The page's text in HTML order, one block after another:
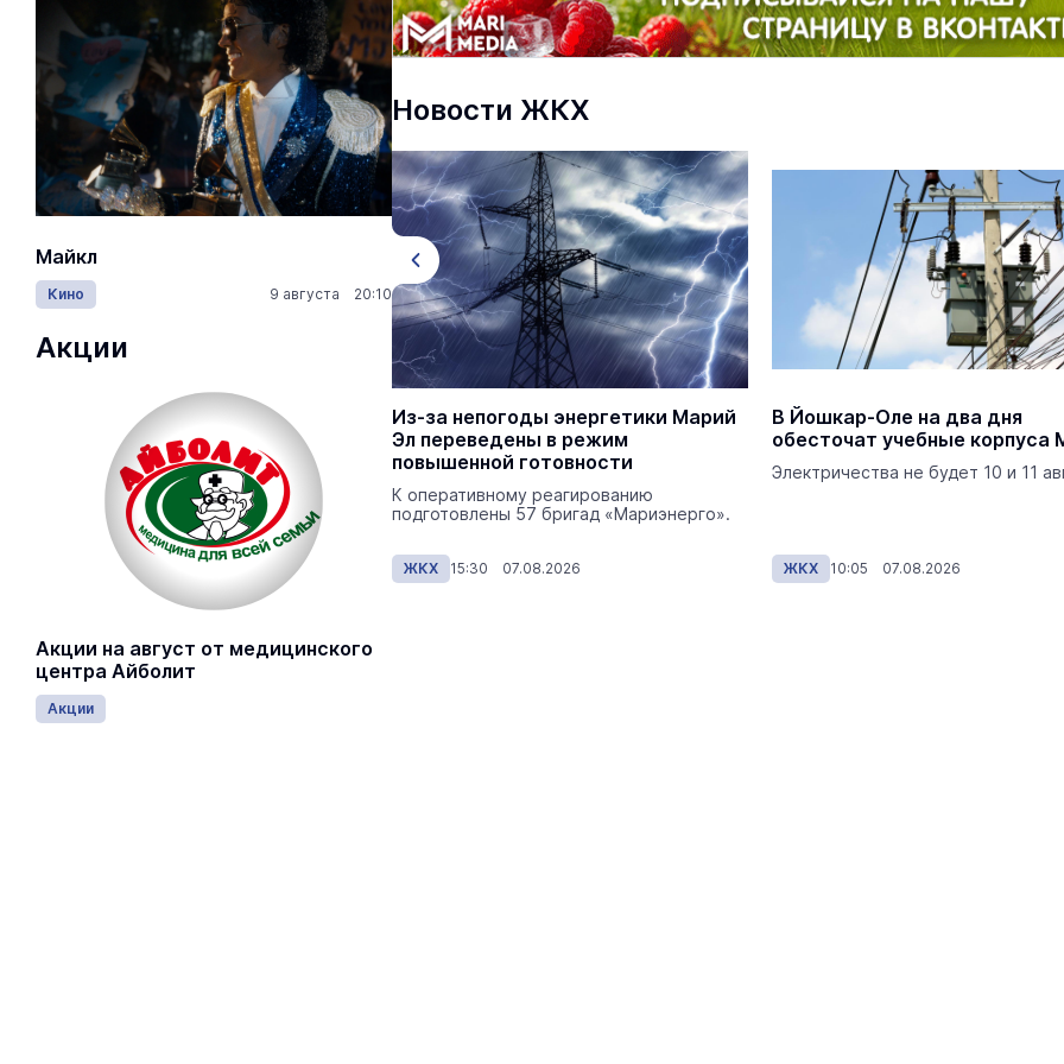
Майкл
Кино 9 августа 20:10
Лида / Lida
Концерты 26 августа 19:00
На ощупь.
лабиринту
Город
Акции
Акции на август от медицинского
центра Айболит
Акции
Новости ЖКХ
Новый коллектор в Сернуре должен
прослужить до 50 лет
Объект входит в нацпроект
«Инфраструктура для жизни».
Вчера 15:50
Из-за непогоды энергетики Марий
Эл переведены в режим
повышенной готовности
К оперативному реагированию
подготовлены 57 бригад «Мариэнерго».
ЖКХ 15:30 07.08.2026
В Йошкар-Оле на два дня
обесточат учебные корпуса
Электричества не будет 10 и 11
ЖКХ 10:05 07.08.2026
Фотоловушки в лесах Марий Эл
сняли извивающуюся на бревне
выдру
Экология Сегодня